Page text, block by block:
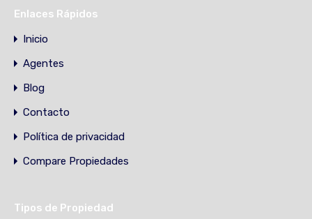
Enlaces Rápidos
Inicio
Agentes
Blog
Contacto
Política de privacidad
Compare Propiedades
Tipos de Propiedad